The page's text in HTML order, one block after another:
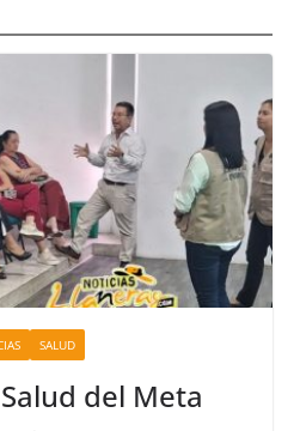
SALUD
del Meta